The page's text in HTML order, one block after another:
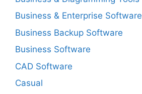
Business & Enterprise Software
Business Backup Software
Business Software
CAD Software
Casual